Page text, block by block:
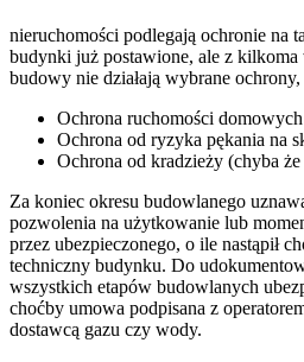
nieruchomości podlegają ochronie na
budynki już postawione, ale z
budowy nie działają wybrane
Ochrona ruchomości domowych
Ochrona od ryzyka pękania na
Ochrona od kradzieży (chyba
Za koniec okresu budowlanego
pozwolenia na użytkowanie lub
przez ubezpieczonego, o ile nastąpił
techniczny budynku. Do
wszystkich etapów budowlanych
choćby umowa podpisana z
dostawcą gazu czy wody.